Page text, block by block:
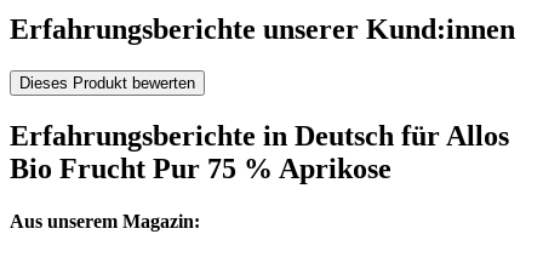
Erfahrungsberichte unserer Kund:innen
Dieses Produkt bewerten
Erfahrungsberichte in Deutsch für Allos
Bio Frucht Pur 75 % Aprikose
Aus unserem Magazin: